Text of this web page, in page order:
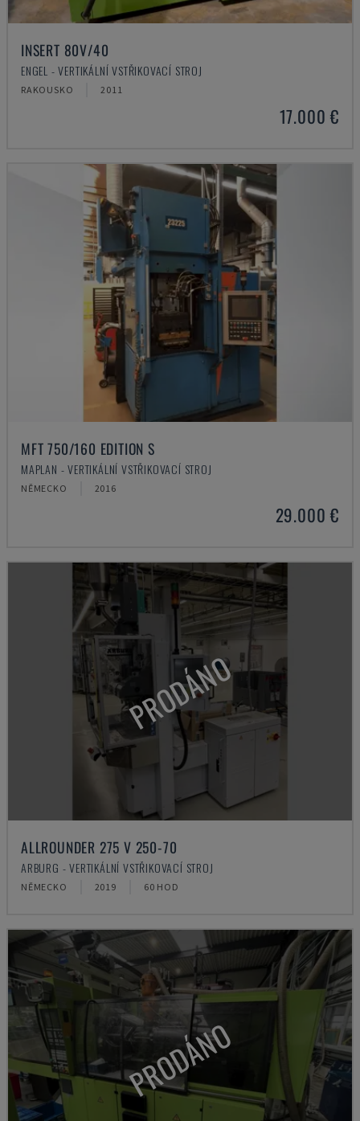
INSERT 80V/40
ENGEL - VERTIKÁLNÍ VSTŘIKOVACÍ STROJ
RAKOUSKO 2011
17.000 €
MFT 750/160 EDITION S
MAPLAN - VERTIKÁLNÍ VSTŘIKOVACÍ STROJ
NĚMECKO 2016
29.000 €
PRODÁNO
ALLROUNDER 275 V 250-70
ARBURG - VERTIKÁLNÍ VSTŘIKOVACÍ STROJ
NĚMECKO 2019 60 HOD
PRODÁNO